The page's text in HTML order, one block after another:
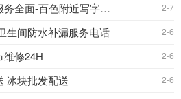
百色写字楼装修联系方式服务全面-百色附近写字楼装修 2-7
生间防水补漏服务电话 2-6
维修24H 2-6
冰块批发配送 2-6